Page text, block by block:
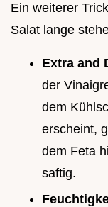
Ein weiterer
Salat lange
Extra and
der
dem
erscheint,
dem Feta
saftig.